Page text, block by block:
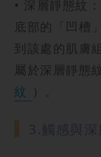
• 深層靜態紋
底部的「凹槽
到該處的肌膚
屬於深層靜態
紋 ）。